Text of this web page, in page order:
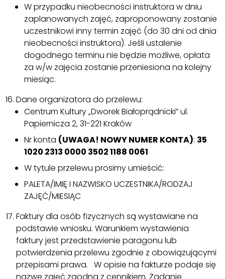
W przypadku nieobecności instruktora w dniu
zaplanowanych zajęć, zaproponowany zostanie
uczestnikowi inny termin zajęć (do 30 dni od dnia
nieobecności instruktora). Jeśli ustalenie
dogodnego terminu nie będzie możliwe, opłata
za w/w zajęcia zostanie przeniesiona na kolejny
miesiąc.
Dane organizatora do przelewu:
Centrum Kultury „Dworek Białoprądnicki” ul.
Papiernicza 2, 31-221 Kraków
Nr konta (UWAGA! NOWY NUMER KONTA): 35
1020 2313 0000 3502 1188 0061
W tytule przelewu prosimy umieścić:
PALETA/IMIĘ I NAZWISKO UCZESTNIKA/RODZAJ
ZAJĘĆ/MIESIĄC
Faktury dla osób fizycznych są wystawiane na
podstawie wniosku. Warunkiem wystawienia
faktury jest przedstawienie paragonu lub
potwierdzenia przelewu zgodnie z obowiązującymi
przepisami prawa. W opisie na fakturze podaje się
nazwę zajęć zgodną z cennikiem. Żądanie